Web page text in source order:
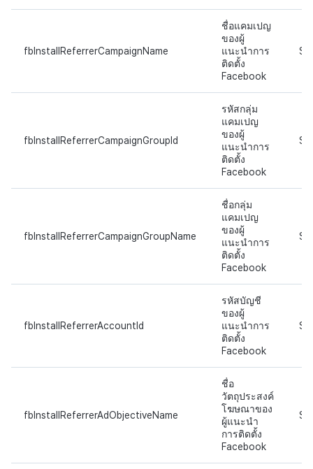
fbInstallReferrerCampaignName
ชื่อแคมเปญ
ของผู้
แนะนำการ
ติดตั้ง
Facebook
fbInstallReferrerCampaignGroupId
รหัสกลุ่ม
แคมเปญ
ของผู้
แนะนำการ
ติดตั้ง
Facebook
fbInstallReferrerCampaignGroupName
ชื่อกลุ่ม
แคมเปญ
ของผู้
แนะนำการ
ติดตั้ง
Facebook
fbInstallReferrerAccountId
รหัสบัญชี
ของผู้
แนะนำการ
ติดตั้ง
Facebook
fbInstallReferrerAdObjectiveName
ชื่อ
วัตถุประสงค์
โฆษณาของ
ผู้แนะนำ
การติดตั้ง
Facebook